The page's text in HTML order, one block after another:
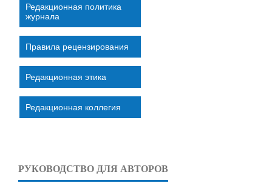
Редакционная политика
журнала
Правила рецензирования
Редакционная этика
Редакционная коллегия
РУКОВОДСТВО ДЛЯ АВТОРОВ